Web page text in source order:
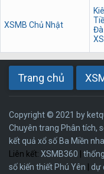
XSMB Chủ Nhật
Trang chủ
Copyright © 2021 by
Chuyên trang Phân tích,
kết quả xổ số Ba Miền
Liên kết: XSMB360
số kiến thiết Phú Yên
dự